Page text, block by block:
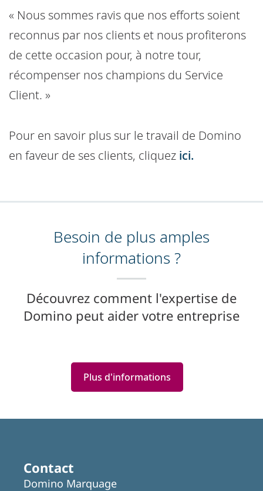
« Nous sommes ravis que nos efforts soient
reconnus par nos clients et nous profiterons
de cette occasion pour, à notre tour,
récompenser nos champions du Service
Client. »
Pour en savoir plus sur le travail de Domino
en faveur de ses clients, cliquez ici.
Besoin de plus amples
informations ?
Découvrez comment l'expertise de
Domino peut aider votre entreprise
Plus d'informations
Featured
Contact
Domino Marquage